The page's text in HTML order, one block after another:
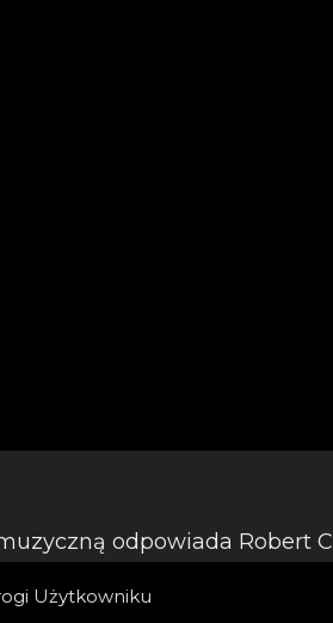
Użytkowniku
odpowiada Robert
w blisko stu